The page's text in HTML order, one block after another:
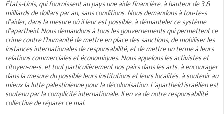
États-Unis, qui fournissent au pays une aide financière, à hauteur de 3,8
milliards de dollars par an, sans conditions. Nous demandons à tou•te•s
d’aider, dans la mesure où il leur est possible, à démanteler ce système
d’apartheid. Nous demandons à tous les gouvernements qui permettent ce
crime contre l’humanité de mettre en place des sanctions, de mobiliser les
instances internationales de responsabilité, et de mettre un terme à leurs
relations commerciales et économiques. Nous appelons les activistes et
citoyen•ne•s, et tout particulièrement nos pairs dans les arts, à encourager
dans la mesure du possible leurs institutions et leurs localités, à soutenir au
mieux la lutte palestinienne pour la décolonisation. L’apartheid israélien est
soutenu par la complicité internationale. Il en va de notre responsabilité
collective de réparer ce mal.